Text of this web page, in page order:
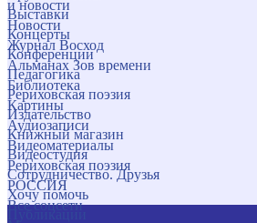
и новости
Новости
Журнал Восход
Альманах Зов времени
Библиотека
Картины
Аудиозаписи
Видеоматериалы
Рериховская поэзия
РОССИЯ
Все соцсети
Выставки
Концерты
Конференции
Педагогика
Рериховская поэзия
Издательство
Книжный магазин
Видеостудия
Сотрудничество. Друзья
Хочу помочь